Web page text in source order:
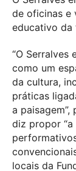
de oficinas e
educativo da
“O Serralves
como um
da cultura,
práticas
a
diz propor
locais da